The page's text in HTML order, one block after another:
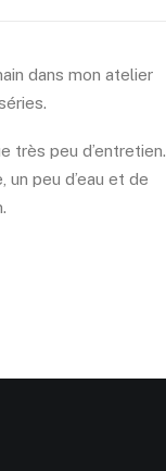
dans mon atelier
très peu d’entretien.
peu d’eau et de